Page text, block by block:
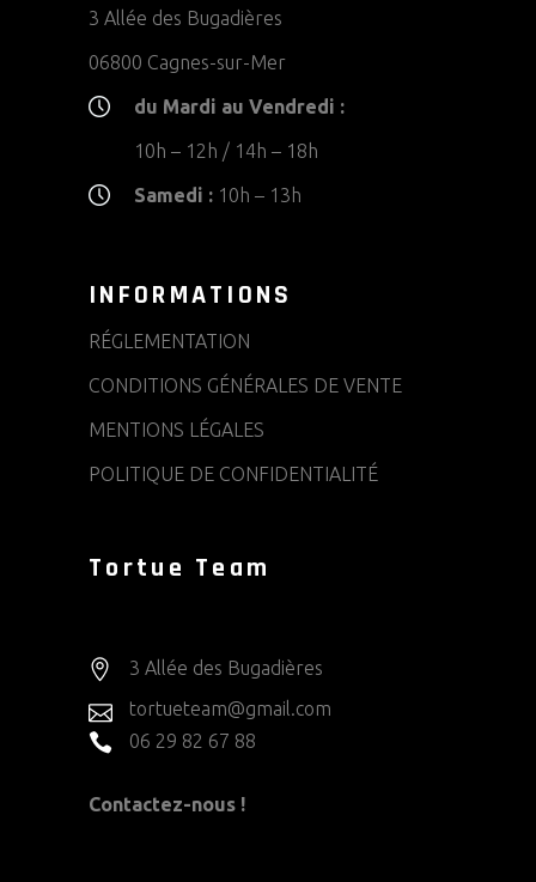
3 Allée des Bugadières
06800 Cagnes-sur-Mer
du Mardi au Vendredi :
10h – 12h / 14h – 18h
Samedi : 10h – 13h
INFORMATIONS
RÉGLEMENTATION
CONDITIONS GÉNÉRALES DE VENTE
MENTIONS LÉGALES
POLITIQUE DE CONFIDENTIALITÉ
Tortue Team
3 Allée des Bugadières
tortueteam@gmail.com
06 29 82 67 88
Contactez-nous !